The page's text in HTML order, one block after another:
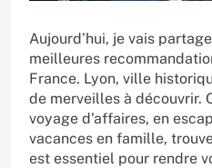
Aujourd’hui, je vais
meilleures
France. Lyon, ville
de merveilles à découvrir.
voyage d’affaires, en
vacances en famille,
est essentiel pour rendre